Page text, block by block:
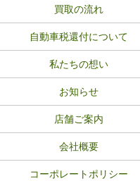
買取の流れ
自動車税還付について
私たちの想い
お知らせ
店舗ご案内
会社概要
コーポレートポリシー